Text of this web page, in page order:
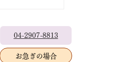
04-2907-8813
お急ぎの場合